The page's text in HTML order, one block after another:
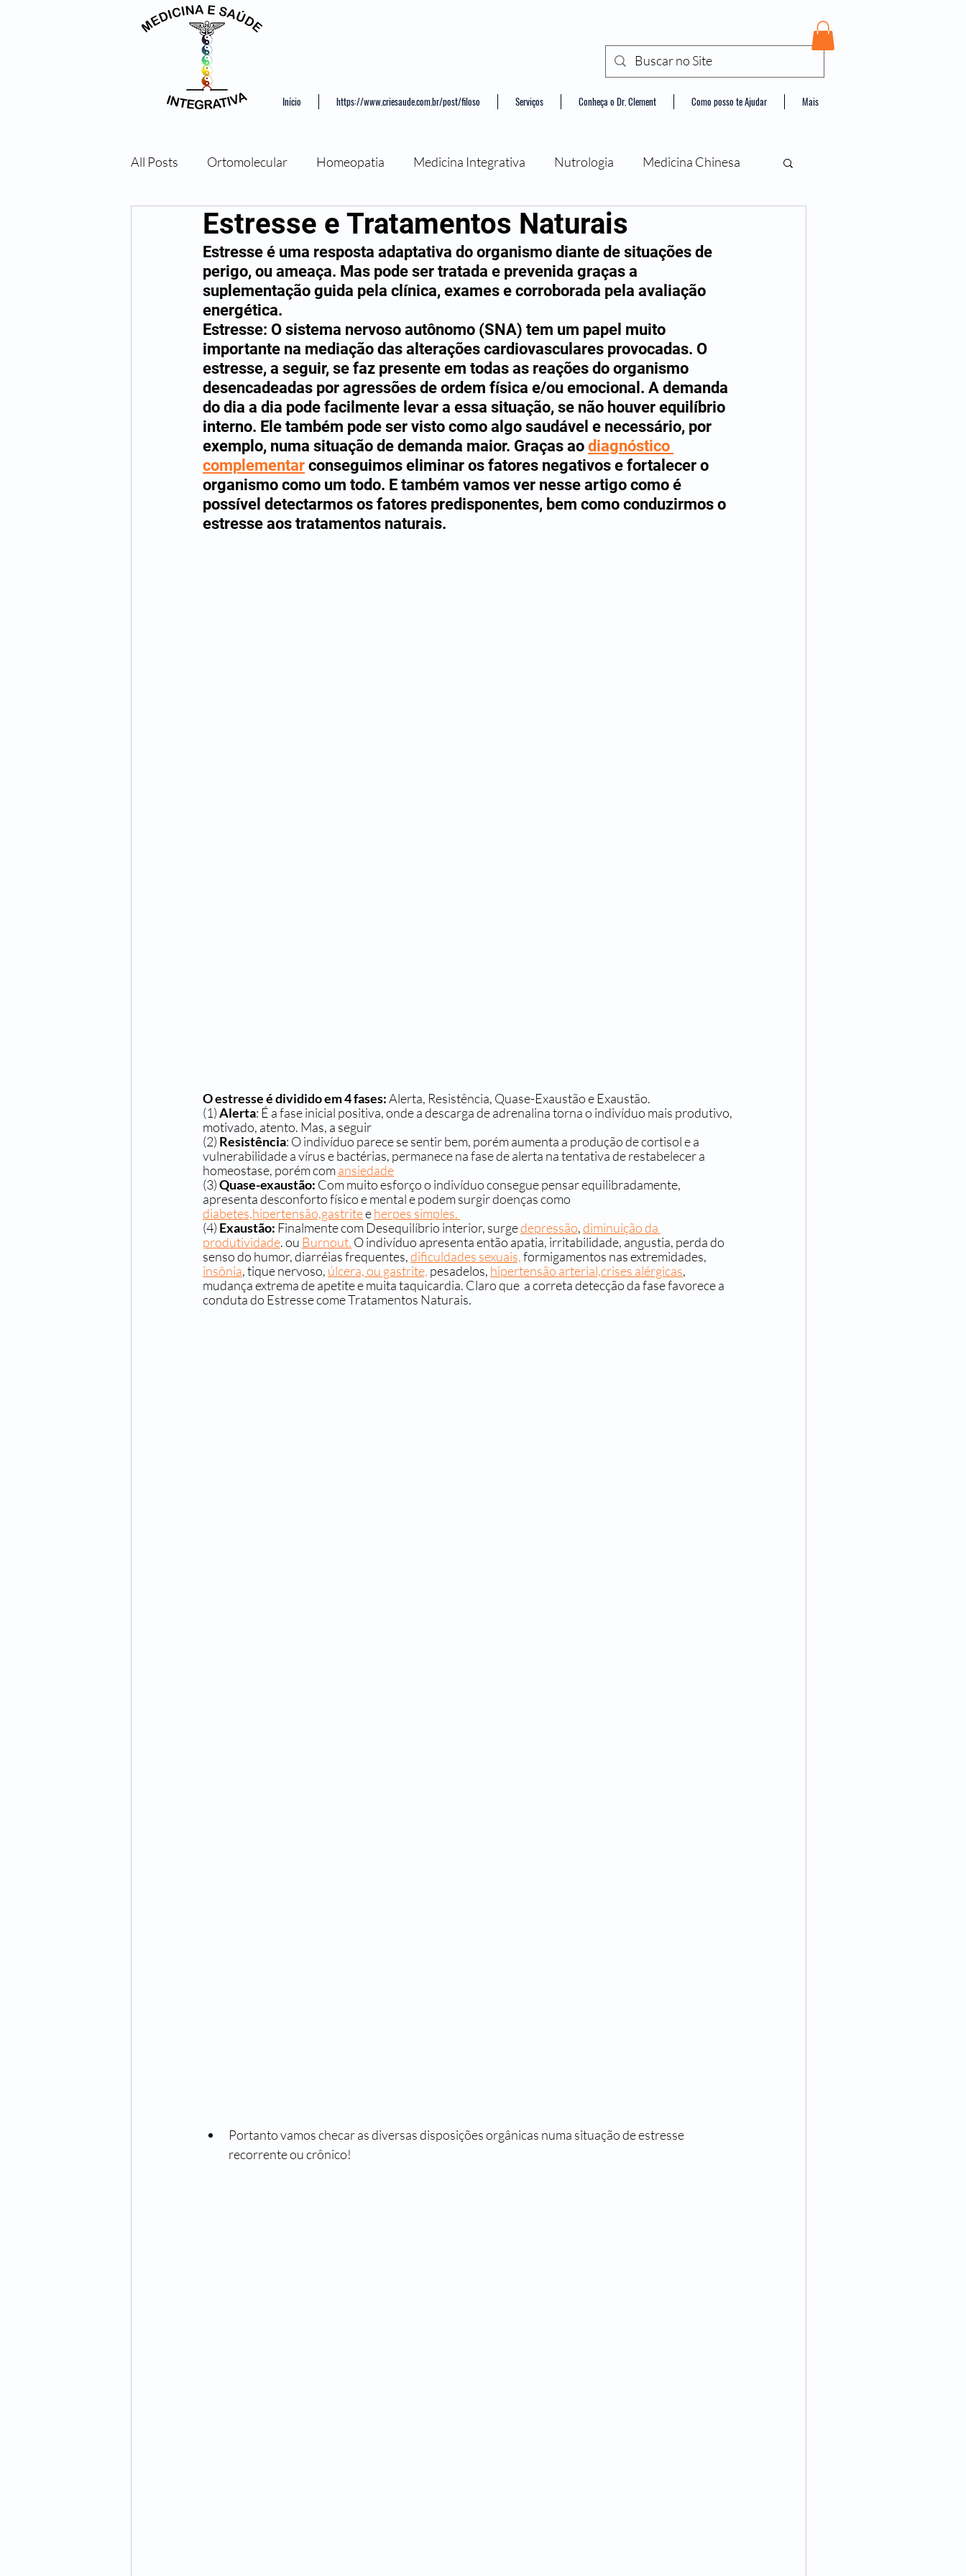
Início https://www.criesaude.com.br/post/filoso Serviços Conheça o Dr. Clement Como posso te Ajudar Mais
All Posts Ortomolecular Homeopatia Medicina Integrativa Nutrologia Medicina Chinesa
Ozonioterapia Bioressonância Psicologia
Estresse e Tratamentos Naturais
Estresse é uma resposta adaptativa do organismo diante de situações de
perigo, ou ameaça. Mas pode ser tratada e prevenida graças a
suplementação guida pela clínica, exames e corroborada pela avaliação
energética.
Estresse: O sistema nervoso autônomo (SNA) tem um papel muito
importante na mediação das alterações cardiovasculares provocadas. O
estresse, a seguir, se faz presente em todas as reações do organismo
desencadeadas por agressões de ordem física e/ou emocional. A demanda
do dia a dia pode facilmente levar a essa situação, se não houver equilíbrio
interno. Ele também pode ser visto como algo saudável e necessário, por
exemplo, numa situação de demanda maior. Graças ao diagnóstico
complementar conseguimos eliminar os fatores negativos e fortalecer o
organismo como um todo. E também vamos ver nesse artigo como é
possível detectarmos os fatores predisponentes, bem como conduzirmos o
estresse aos tratamentos naturais.
O estresse é dividido em 4 fases: Alerta, Resistência, Quase-Exaustão e Exaustão.
(1) Alerta: É a fase inicial positiva, onde a descarga de adrenalina torna o indivíduo mais produtivo,
motivado, atento. Mas, a seguir
(2) Resistência: O indivíduo parece se sentir bem, porém aumenta a produção de cortisol e a
vulnerabilidade a vírus e bactérias, permanece na fase de alerta na tentativa de restabelecer a
homeostase, porém com ansiedade
(3) Quase-exaustão: Com muito esforço o indivíduo consegue pensar equilibradamente,
apresenta desconforto físico e mental e podem surgir doenças como
diabetes,hipertensão,gastrite e herpes simples.
(4) Exaustão: Finalmente com Desequilíbrio interior, surge depressão, diminuição da
produtividade. ou Burnout. O indivíduo apresenta então apatia, irritabilidade, angustia, perda do
senso do humor, diarréias frequentes, dificuldades sexuais, formigamentos nas extremidades,
insônia, tique nervoso, úlcera, ou gastrite, pesadelos, hipertensão arterial,crises alérgicas,
mudança extrema de apetite e muita taquicardia. Claro que  a correta detecção da fase favorece a
conduta do Estresse come Tratamentos Naturais.
Portanto vamos checar as diversas disposições orgânicas numa situação de estresse
recorrente ou crônico!